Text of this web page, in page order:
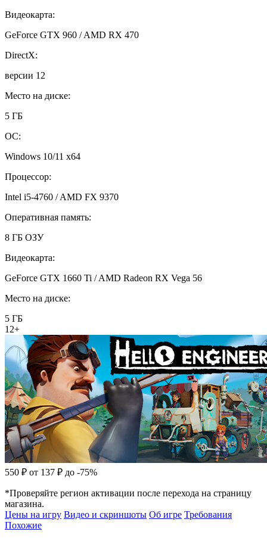
Видеокарта:
GeForce GTX 960 / AMD RX 470
DirectX:
версии 12
Место на диске:
5 ГБ
ОС:
Windows 10/11 x64
Процессор:
Intel i5-4760 / AMD FX 9370
Оперативная память:
8 ГБ ОЗУ
Видеокарта:
GeForce GTX 1660 Ti / AMD Radeon RX Vega 56
Место на диске:
5 ГБ
12+
550 ₽ от 137 ₽ до -75%
*Проверяйте регион активации после перехода на страницу
магазина.
Цены на игру Видео и скриншоты Об игре Требования
Похожие